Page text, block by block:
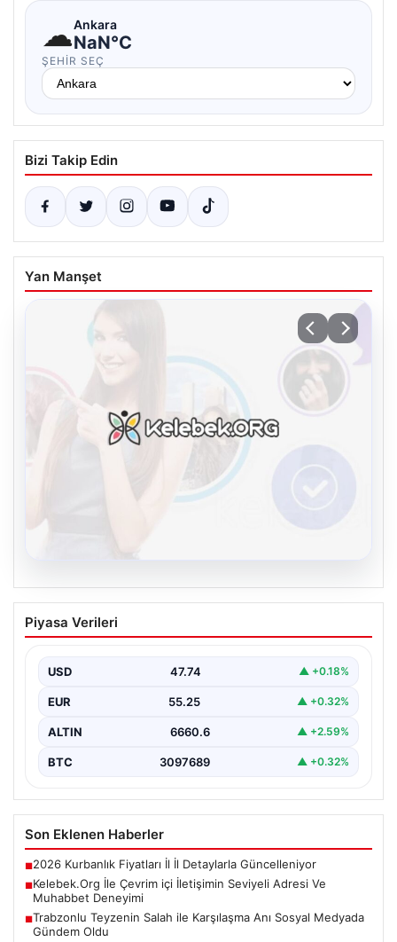
☁Ankara
NaN°C
ŞEHIR SEÇ
Bizi Takip Edin
Yan Manşet
Kelebek.Org İle Çevrim içi İletişimin
Seviyeli Adresi Ve Muhabbet Deneyimi
oluşturması kritik bir değer ifade etmektedir. Halen…
Piyasa Verileri
USD 47.74 ▲ +0.18%
EUR 55.25 ▲ +0.32%
ALTIN 6660.6 ▲ +2.59%
BTC 3097689 ▲ +0.32%
Son Eklenen Haberler
■2026 Kurbanlık Fiyatları İl İl Detaylarla Güncelleniyor
■Kelebek.Org İle Çevrim içi İletişimin Seviyeli Adresi Ve
Muhabbet Deneyimi
■Trabzonlu Teyzenin Salah ile Karşılaşma Anı Sosyal Medyada
Gündem Oldu